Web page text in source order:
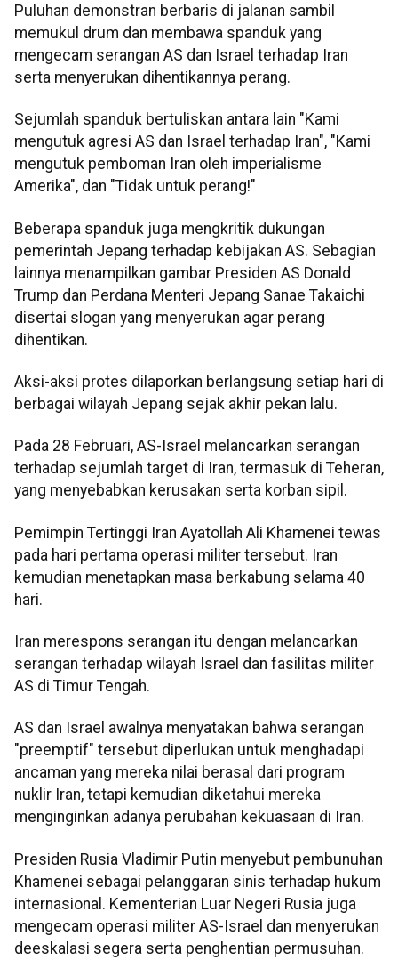
Puluhan demonstran berbaris di jalanan sambil
memukul drum dan membawa spanduk yang
mengecam serangan AS dan Israel terhadap Iran
serta menyerukan dihentikannya perang.
Sejumlah spanduk bertuliskan antara lain "Kami
mengutuk agresi AS dan Israel terhadap Iran", "Kami
mengutuk pemboman Iran oleh imperialisme
Amerika", dan "Tidak untuk perang!"
Beberapa spanduk juga mengkritik dukungan
pemerintah Jepang terhadap kebijakan AS. Sebagian
lainnya menampilkan gambar Presiden AS Donald
Trump dan Perdana Menteri Jepang Sanae Takaichi
disertai slogan yang menyerukan agar perang
dihentikan.
Aksi-aksi protes dilaporkan berlangsung setiap hari di
berbagai wilayah Jepang sejak akhir pekan lalu.
Pada 28 Februari, AS-Israel melancarkan serangan
terhadap sejumlah target di Iran, termasuk di Teheran,
yang menyebabkan kerusakan serta korban sipil.
Pemimpin Tertinggi Iran Ayatollah Ali Khamenei tewas
pada hari pertama operasi militer tersebut. Iran
kemudian menetapkan masa berkabung selama 40
hari.
Iran merespons serangan itu dengan melancarkan
serangan terhadap wilayah Israel dan fasilitas militer
AS di Timur Tengah.
AS dan Israel awalnya menyatakan bahwa serangan
"preemptif" tersebut diperlukan untuk menghadapi
ancaman yang mereka nilai berasal dari program
nuklir Iran, tetapi kemudian diketahui mereka
menginginkan adanya perubahan kekuasaan di Iran.
Presiden Rusia Vladimir Putin menyebut pembunuhan
Khamenei sebagai pelanggaran sinis terhadap hukum
internasional. Kementerian Luar Negeri Rusia juga
mengecam operasi militer AS-Israel dan menyerukan
deeskalasi segera serta penghentian permusuhan.